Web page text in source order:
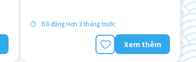
Đã đăng Hơn 3 tháng trước
Xem thêm